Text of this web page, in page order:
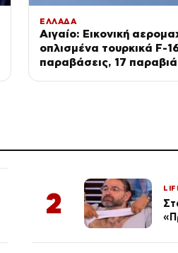
ΕΛΛΑΔΑ
Αιγαίο: Εικονική
οπλισμένα τουρκικά F-
παραβάσεις, 17
2